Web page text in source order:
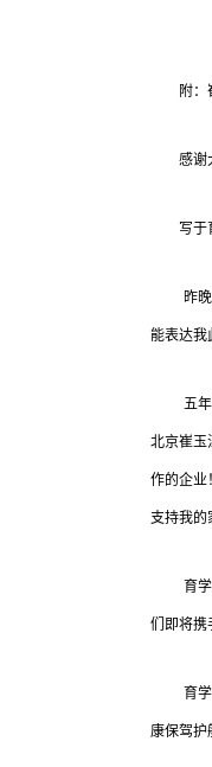
附：
感谢
写于
昨
能表达我
五
北京崔玉
作的企业
支持我的
育
们即将携
育
康保驾护